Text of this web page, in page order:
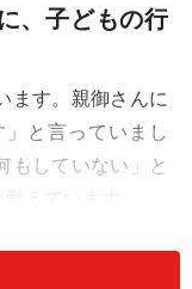
、子どもの行
ます。親御さんに
と言っていまし
もしていない」と
えています。
2つのパターンが